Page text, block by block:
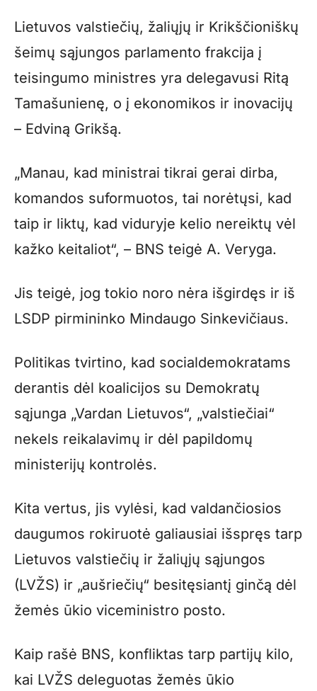
Lietuvos valstiečių, žaliųjų ir Krikščioniškų
šeimų sąjungos parlamento frakcija į
teisingumo ministres yra delegavusi Ritą
Tamašunienę, o į ekonomikos ir inovacijų
– Edviną Grikšą.
„Manau, kad ministrai tikrai gerai dirba,
komandos suformuotos, tai norėtųsi, kad
taip ir liktų, kad viduryje kelio nereiktų vėl
kažko keitaliot“, – BNS teigė A. Veryga.
Jis teigė, jog tokio noro nėra išgirdęs ir iš
LSDP pirmininko Mindaugo Sinkevičiaus.
Politikas tvirtino, kad socialdemokratams
derantis dėl koalicijos su Demokratų
sąjunga „Vardan Lietuvos“, „valstiečiai“
nekels reikalavimų ir dėl papildomų
ministerijų kontrolės.
Kita vertus, jis vylėsi, kad valdančiosios
daugumos rokiruotė galiausiai išspręs tarp
Lietuvos valstiečių ir žaliųjų sąjungos
(LVŽS) ir „aušriečių“ besitęsiantį ginčą dėl
žemės ūkio viceministro posto.
Kaip rašė BNS, konfliktas tarp partijų kilo,
kai LVŽS deleguotas žemės ūkio